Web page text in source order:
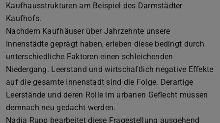
Kaufhausstrukturen am Beispiel des Darmstädter
Kaufhofs.
Nachdem Kaufhäuser über Jahrzehnte unsere
Innenstädte geprägt haben, erleben diese bedingt durch
unterschiedliche Faktoren einen schleichenden
Niedergang. Leerstand und wirtschaftlich negative Eﬀekte
auf die gesamte Innenstadt sind die Folge. Derartige
Leerstände und deren Rolle im urbanen Geflecht müssen
demnach neu gedacht werden.
Nadja Rupp bearbeitet diese Fragestellung ausgehend